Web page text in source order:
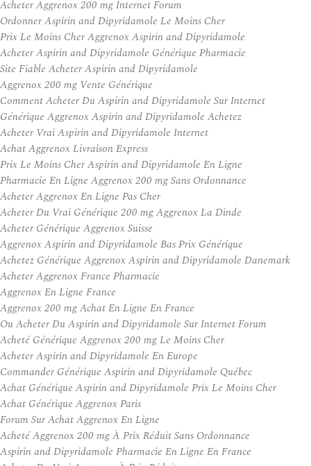
Acheter Aggrenox 200 mg Internet Forum
Ordonner Aspirin and Dipyridamole Le Moins Cher
Prix Le Moins Cher Aggrenox Aspirin and Dipyridamole
Acheter Aspirin and Dipyridamole Générique Pharmacie
Site Fiable Acheter Aspirin and Dipyridamole
Aggrenox 200 mg Vente Générique
Comment Acheter Du Aspirin and Dipyridamole Sur Internet
Générique Aggrenox Aspirin and Dipyridamole Achetez
Acheter Vrai Aspirin and Dipyridamole Internet
Achat Aggrenox Livraison Express
Prix Le Moins Cher Aspirin and Dipyridamole En Ligne
Pharmacie En Ligne Aggrenox 200 mg Sans Ordonnance
Acheter Aggrenox En Ligne Pas Cher
Acheter Du Vrai Générique 200 mg Aggrenox La Dinde
Acheter Générique Aggrenox Suisse
Aggrenox Aspirin and Dipyridamole Bas Prix Générique
Achetez Générique Aggrenox Aspirin and Dipyridamole Danemark
Acheter Aggrenox France Pharmacie
Aggrenox En Ligne France
Aggrenox 200 mg Achat En Ligne En France
Ou Acheter Du Aspirin and Dipyridamole Sur Internet Forum
Acheté Générique Aggrenox 200 mg Le Moins Cher
Acheter Aspirin and Dipyridamole En Europe
Commander Générique Aspirin and Dipyridamole Québec
Achat Générique Aspirin and Dipyridamole Prix Le Moins Cher
Achat Générique Aggrenox Paris
Forum Sur Achat Aggrenox En Ligne
Acheté Aggrenox 200 mg À Prix Réduit Sans Ordonnance
Aspirin and Dipyridamole Pharmacie En Ligne En France